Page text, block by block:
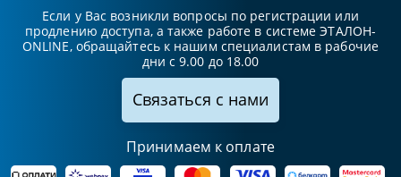
Если у Вас возникли вопросы по регистрации или
продлению доступа, а также работе в системе ЭТАЛОН-
ONLINE, обращайтесь к нашим специалистам в рабочие
дни с 9.00 до 18.00
Связаться с нами
Принимаем к оплате